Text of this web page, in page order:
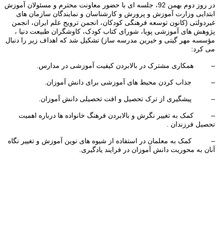
در روز دوم بهمن 92، جلسه ای با حضور معاونت محترم و مسئولان آموزش
ابتدایی وزارت آموزش و پرورش و کارشناسان و نمایندگان سازمان های
غیردولتی (کانون توسعه فرهنگی کودکان، انجمن ترویج علم ایران، انجمن
پژوهش های آموزشی پویا، شورای کتاب کودک، کاوشگران طبیعت دنیا ،
مؤسسه مهر گیتی و خیرین مدرسه ساز) تشکیل شد که اهداف زیر را دنبال
می کرد:
– همکاری مشترک در بالابردن کیفیت آموزشی در مدارس.
– جذاب کردن محیط های آموزشی برای دانش آموزان.
– پیشگیری از ترک تحصیل و افت تحصیلی دانش آموزان.
– کمک به تغییر نگرش و بالابردن فرهنگ خانواده ها درباره اهمیت
تحصیل فرزندان .
– کمک به معلمان در استفاده از شیوه های نوین آموزش و تغییر نگاه
آنان به محوریت دانش آموزان در فرایند یادگیری.